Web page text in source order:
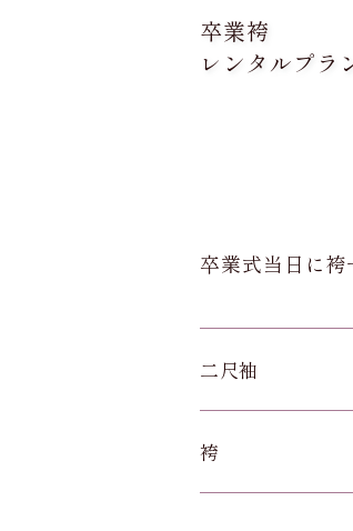
卒業袴
レンタルプラ
卒業式当日に袴
二尺袖
袴